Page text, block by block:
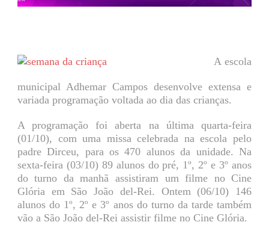
A escola
municipal Adhemar Campos desenvolve extensa e
variada programação voltada ao dia das crianças.
A programação foi aberta na última quarta-feira
(01/10), com uma missa celebrada na escola pelo
padre Dirceu, para os 470 alunos da unidade. Na
sexta-feira (03/10) 89 alunos do pré, 1º, 2º e 3º anos
do turno da manhã assistiram um filme no Cine
Glória em São João del-Rei. Ontem (06/10) 146
alunos do 1º, 2º e 3º anos do turno da tarde também
vão a São João del-Rei assistir filme no Cine Glória.